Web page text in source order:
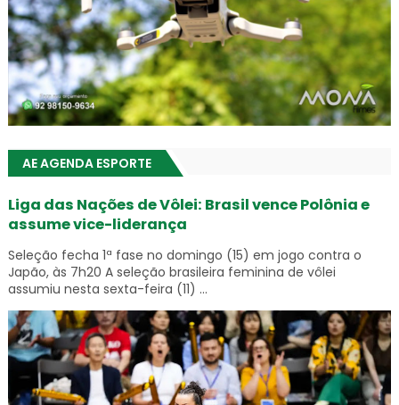
AE AGENDA ESPORTE
Liga das Nações de Vôlei: Brasil vence Polônia e
assume vice-liderança
Seleção fecha 1ª fase no domingo (15) em jogo contra o
Japão, às 7h20 A seleção brasileira feminina de vôlei
assumiu nesta sexta-feira (11) ...